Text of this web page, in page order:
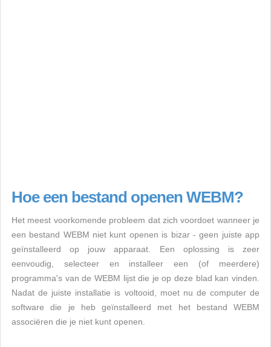
Hoe een bestand openen WEBM?
Het meest voorkomende probleem dat zich voordoet wanneer je
een bestand WEBM niet kunt openen is bizar - geen juiste app
geïnstalleerd op jouw apparaat. Een oplossing is zeer
eenvoudig, selecteer en installeer een (of meerdere)
programma's van de WEBM lijst die je op deze blad kan vinden.
Nadat de juiste installatie is voltooid, moet nu de computer de
software die je heb geïnstalleerd met het bestand WEBM
associëren die je niet kunt openen.